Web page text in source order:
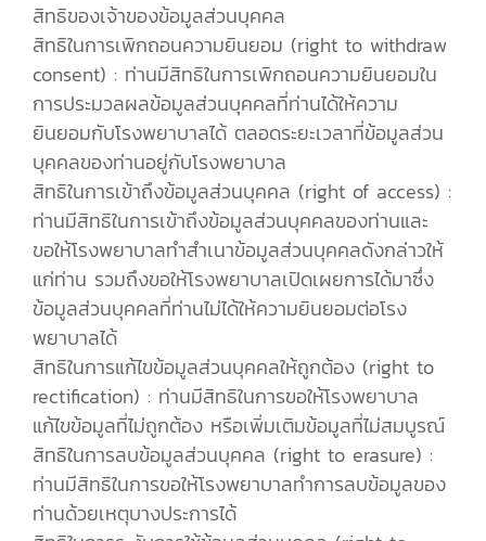
สิทธิของเจ้าของข้อมูลส่วนบุคคล
สิทธิในการเพิกถอนความยินยอม (right to withdraw
consent) : ท่านมีสิทธิในการเพิกถอนความยินยอมใน
การประมวลผลข้อมูลส่วนบุคคลที่ท่านได้ให้ความ
ยินยอมกับโรงพยาบาลได้ ตลอดระยะเวลาที่ข้อมูลส่วน
บุคคลของท่านอยู่กับโรงพยาบาล
สิทธิในการเข้าถึงข้อมูลส่วนบุคคล (right of access) :
ท่านมีสิทธิในการเข้าถึงข้อมูลส่วนบุคคลของท่านและ
ขอให้โรงพยาบาลทำสำเนาข้อมูลส่วนบุคคลดังกล่าวให้
แก่ท่าน รวมถึงขอให้โรงพยาบาลเปิดเผยการได้มาซึ่ง
ข้อมูลส่วนบุคคลที่ท่านไม่ได้ให้ความยินยอมต่อโรง
พยาบาลได้
สิทธิในการแก้ไขข้อมูลส่วนบุคคลให้ถูกต้อง (right to
rectification) : ท่านมีสิทธิในการขอให้โรงพยาบาล
แก้ไขข้อมูลที่ไม่ถูกต้อง หรือเพิ่มเติมข้อมูลที่ไม่สมบูรณ์
สิทธิในการลบข้อมูลส่วนบุคคล (right to erasure) :
ท่านมีสิทธิในการขอให้โรงพยาบาลทำการลบข้อมูลของ
ท่านด้วยเหตุบางประการได้